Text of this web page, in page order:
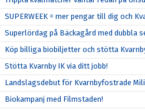
SUPERWEEK = mer pengar till dig och
Superlördag på Bäckagård med dubbla
Köp billiga biobiljetter och stötta
Stötta Kvarnby IK via ditt jobb!
Landslagsdebut för Kvarnbyfostrade
Biokampanj med Filmstaden!